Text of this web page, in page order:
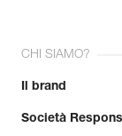
CHI SIAMO?
Il brand
Società